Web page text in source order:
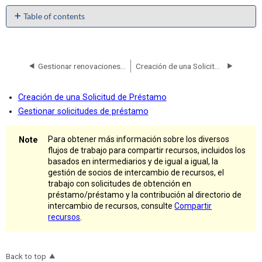
Table of contents
No
Creación de una Solicitud de Préstamo
Gestionar solicitudes de préstamo
Para obtener más información sobre los diversos
flujos de trabajo para compartir recursos, incluidos los
basados ​en intermediarios y de igual a igual, la
gestión de socios de intercambio de recursos, el
trabajo con solicitudes de obtención en
préstamo/préstamo y la contribución al directorio de
intercambio de recursos, consulteCompartir
recursos.
Back to top